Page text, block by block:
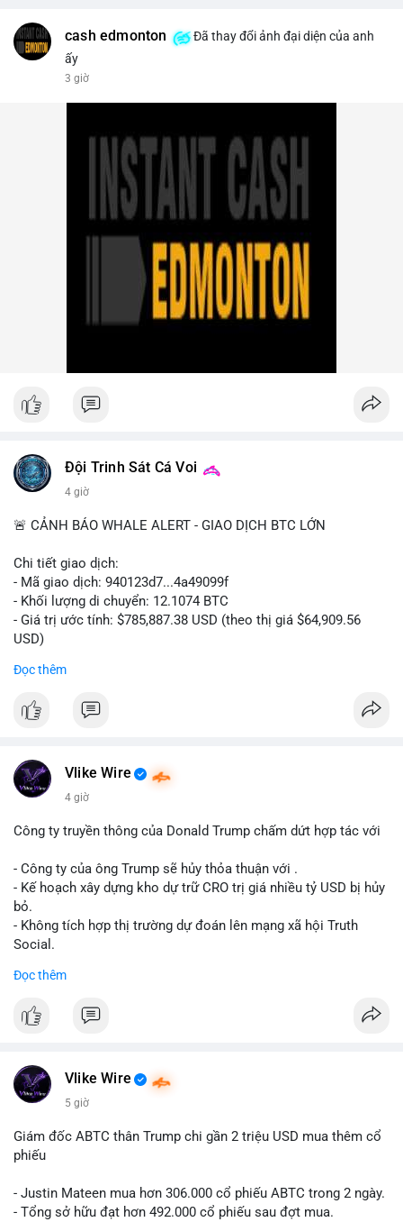
tháng. NEAR giảm 4,1% xuống 1,5910 USD, chịu áp lực bán
mạnh.
tượng. Trump Media hủy thỏa thuận kho dự trữ CRO trị giá
nhiều tỷ USD, khiến CRO giảm mạnh.
- Tổ chức & Công nghệ: Bybit khởi kiện Triều Tiên và Lazarus
Group vụ hack 1,5 tỷ USD, đã nhận lệnh đóng băng tài sản.
Circle mở rộng USDC lên OKX qua X Layer. BitGo IPO thành
công ở mức 18 USD/cổ phiếu, định giá 2 tỷ USD.
Nhà đầu tư nên theo dõi sát dòng tiền cá voi khi xuất hiện
nhiều giao dịch lớn (từ 4 BTC đến 210 BTC) trong ngày, ưu tiên
Xem chi tiết các bài viết đầy đủ tại dòng thời gian của Vlike.vn!
#ofacsanctions
cash edmonton
Đã thay đổi ảnh đại diện của anh
ấy
3 giờ
Đội Trinh Sát Cá Voi
4 giờ
🚨 CẢNH BÁO WHALE ALERT - GIAO DỊCH BTC LỚN
Chi tiết giao dịch:
- Mã giao dịch: 940123d7...4a49099f
- Khối lượng di chuyển: 12.1074 BTC
- Giá trị ước tính: $785,887.38 USD (theo thị giá $64,909.56
USD)
Khối lượng 12.1 BTC tương đương gần 786 nghìn USD được di
Động thái này có thể là bước chuẩn bị thanh khoản để bán ra,
hoặc tái phân bổ tài sản giữa các ví nóng nhằm tối ưu phí giao
thấy cá voi đang thăm dò thanh khoản thị trường trước khi có
Lời khuyên cho nhà đầu tư nhỏ lẻ: Theo dõi xác nhận giao dịch
và dòng tiền tiếp theo từ ví nguồn. Khối lượng này chưa đủ tạo
áp lực bán mạnh, nhưng nếu xuất hiện thêm 2-3 giao dịch
tương tự trong 24 giờ tới, khả năng cao là sóng điều chỉnh
ở vùng giá hiện tại.
#12dot1btc #786kusd
Đọc thêm
Vlike Wire
4 giờ
Công ty truyền thông của Donald Trump chấm dứt hợp tác với
- Công ty của ông Trump sẽ hủy thỏa thuận với .
- Kế hoạch xây dựng kho dự trữ CRO trị giá nhiều tỷ USD bị hủy
bỏ.
- Không tích hợp thị trường dự đoán lên mạng xã hội Truth
Social.
#binancesquare
$cro
📰 Nguồn: Cointelegraph
Đọc thêm
Vlike Wire
5 giờ
Giám đốc ABTC thân Trump chi gần 2 triệu USD mua thêm cổ
phiếu
- Justin Mateen mua hơn 306.000 cổ phiếu ABTC trong 2 ngày.
- Tổng sở hữu đạt hơn 492.000 cổ phiếu sau đợt mua.